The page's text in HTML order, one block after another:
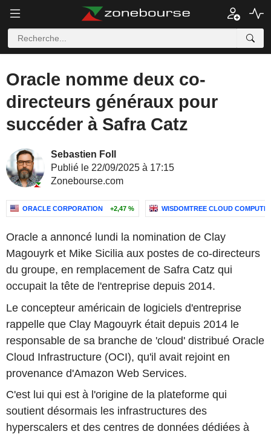
Oracle nomme deux co-
directeurs généraux pour
succéder à Safra Catz
Sebastien Foll
Publié le 22/09/2025 à 17:15
Zonebourse.com
ORACLE CORPORATION +2,47 % WISDOMTREE CLOUD
Oracle a annoncé lundi la nomination de Clay
Magouyrk et Mike Sicilia aux postes de co-directeurs
du groupe, en remplacement de Safra Catz qui
occupait la tête de l'entreprise depuis 2014.
Le concepteur américain de logiciels d'entreprise
rappelle que Clay Magouyrk était depuis 2014 le
responsable de sa branche de 'cloud' distribué Oracle
Cloud Infrastructure (OCI), qu'il avait rejoint en
provenance d'Amazon Web Services.
C'est lui qui est à l'origine de la plateforme qui
soutient désormais les infrastructures des
hyperscalers et des centres de données dédiées à